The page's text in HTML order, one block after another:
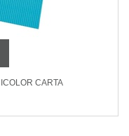
CARTA